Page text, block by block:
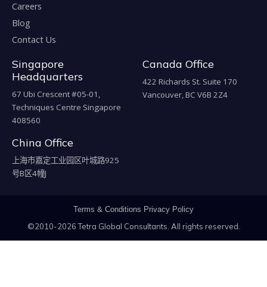
Careers
Blog
Contact Us
Singapore
Headquarters
67 Ubi Crescent #05-01,
Techniques Centre Singapore
408560
Canada Office
422 Richards St. Suite 170
Vancouver, BC V6B 2Z4
China Office
上海市嘉定工业园区叶城路925
号B区4幢J
Terms & Conditions Privacy Policy
©2010-2026 Tetra Global Consultants. All rights reserved.